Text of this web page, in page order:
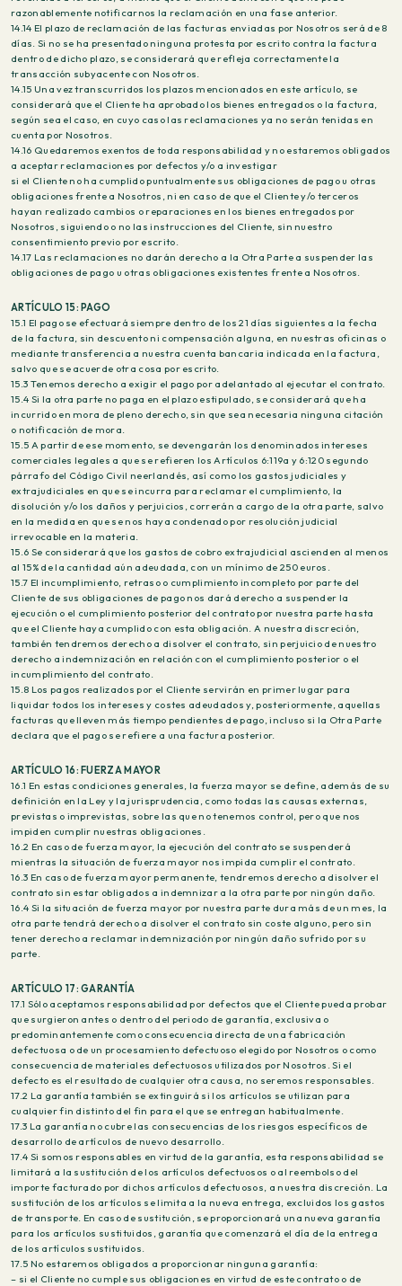
razonablemente notificarnos la reclamación en una fase anterior.
14.14 El plazo de reclamación de las facturas enviadas por Nosotros será de 8
días. Si no se ha presentado ninguna protesta por escrito contra la factura
dentro de dicho plazo, se considerará que refleja correctamente la
transacción subyacente con Nosotros.
14.15 Una vez transcurridos los plazos mencionados en este artículo, se
considerará que el Cliente ha aprobado los bienes entregados o la factura,
según sea el caso, en cuyo caso las reclamaciones ya no serán tenidas en
cuenta por Nosotros.
14.16 Quedaremos exentos de toda responsabilidad y no estaremos obligados
a aceptar reclamaciones por defectos y/o a investigar
si el Cliente no ha cumplido puntualmente sus obligaciones de pago u otras
obligaciones frente a Nosotros, ni en caso de que el Cliente y/o terceros
hayan realizado cambios o reparaciones en los bienes entregados por
Nosotros, siguiendo o no las instrucciones del Cliente, sin nuestro
consentimiento previo por escrito.
14.17 Las reclamaciones no darán derecho a la Otra Parte a suspender las
obligaciones de pago u otras obligaciones existentes frente a Nosotros.
ARTÍCULO 15: PAGO
15.1 El pago se efectuará siempre dentro de los 21 días siguientes a la fecha
de la factura, sin descuento ni compensación alguna, en nuestras oficinas o
mediante transferencia a nuestra cuenta bancaria indicada en la factura,
salvo que se acuerde otra cosa por escrito.
15.3 Tenemos derecho a exigir el pago por adelantado al ejecutar el contrato.
15.4 Si la otra parte no paga en el plazo estipulado, se considerará que ha
incurrido en mora de pleno derecho, sin que sea necesaria ninguna citación
o notificación de mora.
15.5 A partir de ese momento, se devengarán los denominados intereses
comerciales legales a que se refieren los Artículos 6:119a y 6:120 segundo
párrafo del Código Civil neerlandés, así como los gastos judiciales y
extrajudiciales en que se incurra para reclamar el cumplimiento, la
disolución y/o los daños y perjuicios, correrán a cargo de la otra parte, salvo
en la medida en que se nos haya condenado por resolución judicial
irrevocable en la materia.
15.6 Se considerará que los gastos de cobro extrajudicial ascienden al menos
al 15% de la cantidad aún adeudada, con un mínimo de 250 euros.
15.7 El incumplimiento, retraso o cumplimiento incompleto por parte del
Cliente de sus obligaciones de pago nos dará derecho a suspender la
ejecución o el cumplimiento posterior del contrato por nuestra parte hasta
que el Cliente haya cumplido con esta obligación. A nuestra discreción,
también tendremos derecho a disolver el contrato, sin perjuicio de nuestro
derecho a indemnización en relación con el cumplimiento posterior o el
incumplimiento del contrato.
15.8 Los pagos realizados por el Cliente servirán en primer lugar para
liquidar todos los intereses y costes adeudados y, posteriormente, aquellas
facturas que lleven más tiempo pendientes de pago, incluso si la Otra Parte
declara que el pago se refiere a una factura posterior.
ARTÍCULO 16: FUERZA MAYOR
16.1 En estas condiciones generales, la fuerza mayor se define, además de su
definición en la Ley y la jurisprudencia, como todas las causas externas,
previstas o imprevistas, sobre las que no tenemos control, pero que nos
impiden cumplir nuestras obligaciones.
16.2 En caso de fuerza mayor, la ejecución del contrato se suspenderá
mientras la situación de fuerza mayor nos impida cumplir el contrato.
16.3 En caso de fuerza mayor permanente, tendremos derecho a disolver el
contrato sin estar obligados a indemnizar a la otra parte por ningún daño.
16.4 Si la situación de fuerza mayor por nuestra parte dura más de un mes, la
otra parte tendrá derecho a disolver el contrato sin coste alguno, pero sin
tener derecho a reclamar indemnización por ningún daño sufrido por su
parte.
ARTÍCULO 17: GARANTÍA
17.1 Sólo aceptamos responsabilidad por defectos que el Cliente pueda probar
que surgieron antes o dentro del periodo de garantía, exclusiva o
predominantemente como consecuencia directa de una fabricación
defectuosa o de un procesamiento defectuoso elegido por Nosotros o como
consecuencia de materiales defectuosos utilizados por Nosotros. Si el
defecto es el resultado de cualquier otra causa, no seremos responsables.
17.2 La garantía también se extinguirá si los artículos se utilizan para
cualquier fin distinto del fin para el que se entregan habitualmente.
17.3 La garantía no cubre las consecuencias de los riesgos específicos de
desarrollo de artículos de nuevo desarrollo.
17.4 Si somos responsables en virtud de la garantía, esta responsabilidad se
limitará a la sustitución de los artículos defectuosos o al reembolso del
importe facturado por dichos artículos defectuosos, a nuestra discreción. La
sustitución de los artículos se limita a la nueva entrega, excluidos los gastos
de transporte. En caso de sustitución, se proporcionará una nueva garantía
para los artículos sustituidos, garantía que comenzará el día de la entrega
de los artículos sustituidos.
17.5 No estaremos obligados a proporcionar ninguna garantía:
– si el Cliente no cumple sus obligaciones en virtud de este contrato o de